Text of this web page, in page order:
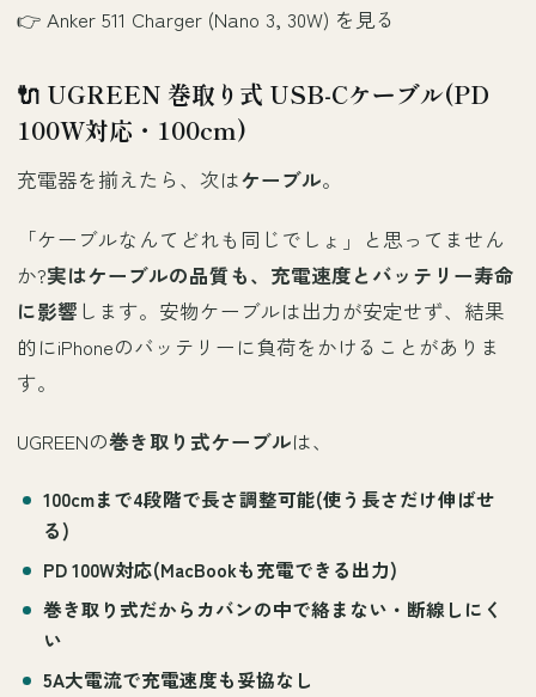
👉 Anker 511 Charger (Nano 3, 30W) を見る
🔌 UGREEN 巻取り式 USB-Cケーブル(PD
100W対応・100cm)
充電器を揃えたら、次はケーブル。
「ケーブルなんてどれも同じでしょ」と思ってません
か?実はケーブルの品質も、充電速度とバッテリー寿命
に影響 します。安物ケーブルは出力が安定せず、結果
的にiPhoneのバッテリーに負荷をかけることがありま
す。
UGREENの巻き取り式ケーブルは、
100cmまで4段階で長さ調整可能(使う長さだけ伸ばせ
る)
PD 100W対応(MacBookも充電できる出力)
巻き取り式だからカバンの中で絡まない・断線しにく
い
5A大電流で充電速度も妥協なし